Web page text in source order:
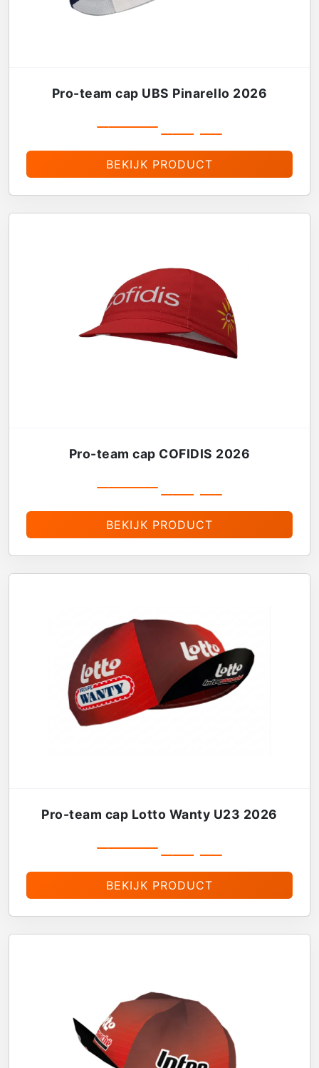
Pro-team cap UBS Pinarello 2026
€19,99
BEKIJK PRODUCT
Pro-team cap COFIDIS 2026
€19,99
BEKIJK PRODUCT
Pro-team cap Lotto Wanty U23 2026
€19,99
BEKIJK PRODUCT